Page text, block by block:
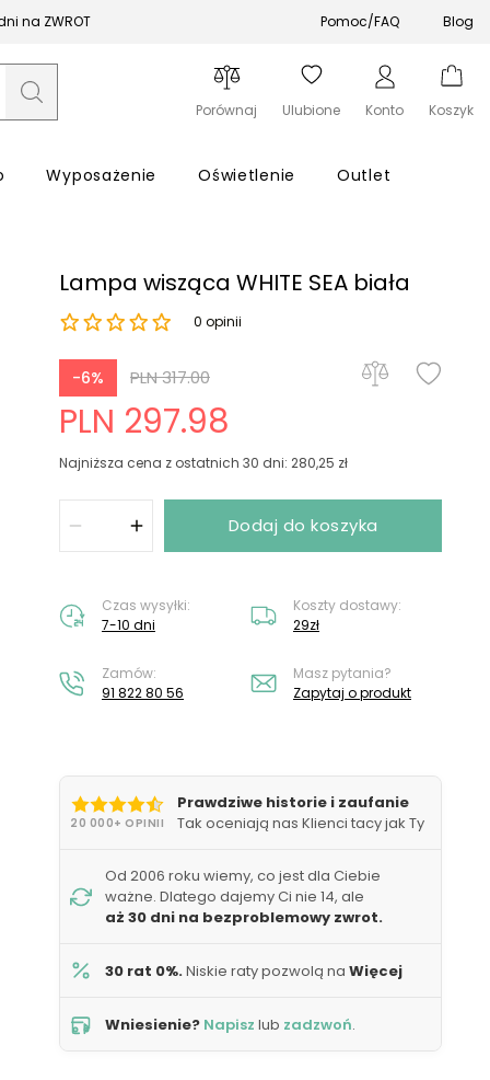
na ZWROT Pomoc/FAQ Blog
Porównaj Ulubione Konto
hasła?
Zaloguj się
Koszyk
Wyposażenie Oświetlenie Outlet
Lampa wisząca WHITE SEA biała
0 opinii
-6% PLN 317.00
PLN 297.98
Najniższa cena z ostatnich 30 dni: 280,25 zł
Dodaj do koszyka
Czas wysyłki:
7-10 dni
Koszty dostawy:
29zł
Zamów:
91 822 80 56
Masz pytania?
Zapytaj o produkt
20 000+ OPINII
Prawdziwe historie i zaufanie
Tak oceniają nas Klienci tacy jak Ty
Od 2006 roku wiemy, co jest dla Ciebie
ważne. Dlatego dajemy Ci nie 14, ale
aż 30 dni na bezproblemowy zwrot.
30 rat 0%.Niskie raty pozwolą na Więcej
Wniesienie? Napisz lub zadzwoń.